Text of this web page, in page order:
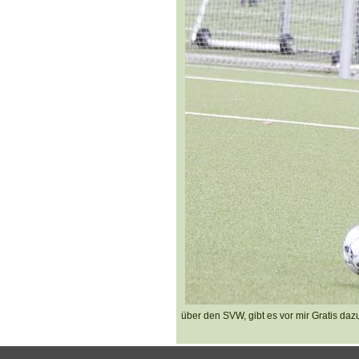
über den SVW, gibt es vor mir Gratis